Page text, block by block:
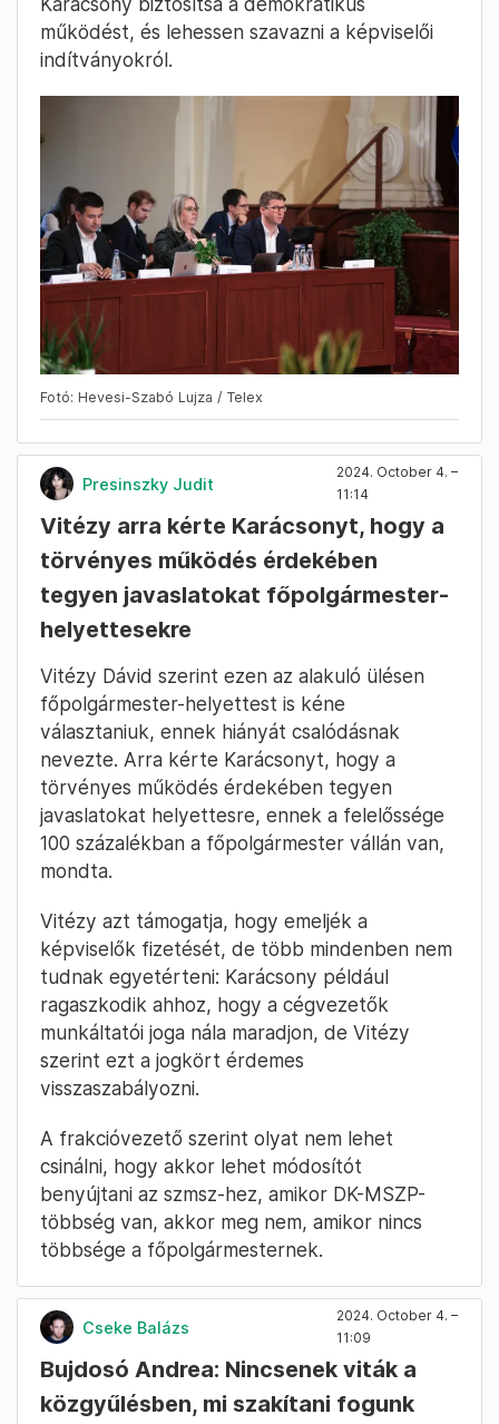
működést, és lehessen szavazni a képviselői
indítványokról.
Fotó: Hevesi-Szabó Lujza / Telex
Presinszky Judit
2024. October 4. –
11:14
Vitézy arra kérte Karácsonyt, hogy a
törvényes működés érdekében
tegyen javaslatokat főpolgármester-
helyettesekre
Vitézy Dávid szerint ezen az alakuló ülésen
főpolgármester-helyettest is kéne
választaniuk, ennek hiányát csalódásnak
nevezte. Arra kérte Karácsonyt, hogy a
törvényes működés érdekében tegyen
javaslatokat helyettesre, ennek a felelőssége
100 százalékban a főpolgármester vállán van,
mondta.
Vitézy azt támogatja, hogy emeljék a
képviselők fizetését, de több mindenben nem
tudnak egyetérteni: Karácsony például
ragaszkodik ahhoz, hogy a cégvezetők
munkáltatói joga nála maradjon, de Vitézy
szerint ezt a jogkört érdemes
visszaszabályozni.
A frakcióvezető szerint olyat nem lehet
csinálni, hogy akkor lehet módosítót
benyújtani az szmsz-hez, amikor DK-MSZP-
többség van, akkor meg nem, amikor nincs
többsége a főpolgármesternek.
Cseke Balázs
2024. October 4. –
11:09
Bujdosó Andrea: Nincsenek viták a
közgyűlésben, mi szakítani fogunk